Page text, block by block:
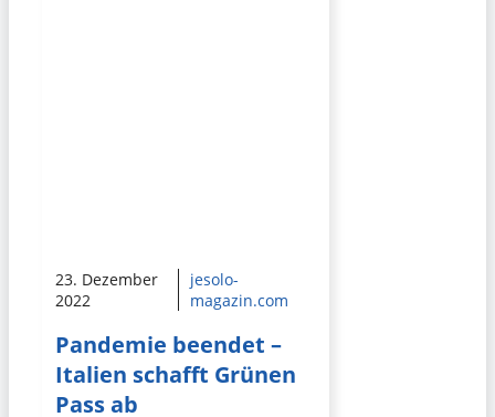
23. Dezember
2022
jesolo-
magazin.com
Pandemie beendet –
Italien schafft Grünen
Pass ab